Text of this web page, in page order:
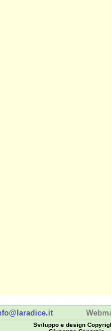
Sviluppo e design
Giuseppe Caporale